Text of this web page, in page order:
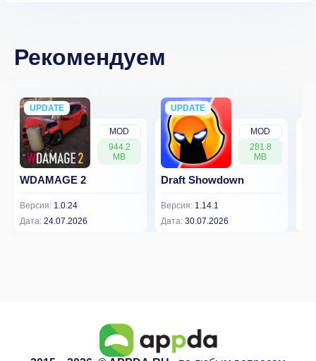
Рекомендуем
MOD
944.2
MB
UPDATE
NEW
WDAMAGE 2
Версия: 1.0.24
Дата: 24.07.2026
MOD
281.8
MB
UPDATE
NEW
Draft Showdown
Версия: 1.14.1
Дата: 30.07.2026